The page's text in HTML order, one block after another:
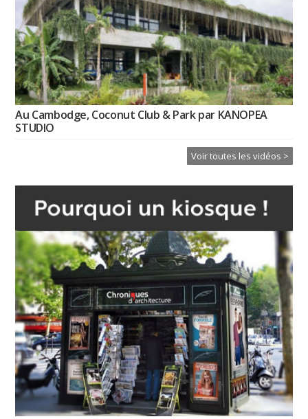
Au Cambodge, Coconut Club & Park par KANOPEA
STUDIO
Voir toutes les vidéos >